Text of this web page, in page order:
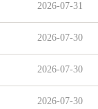
2026-07-31
2026-07-30
2026-07-30
2026-07-30